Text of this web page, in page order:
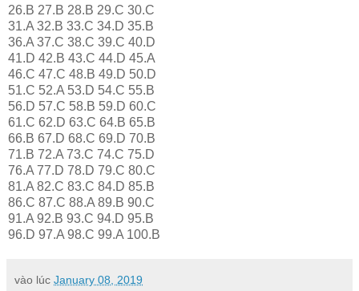
26.B 27.B 28.B 29.C 30.C
31.A 32.B 33.C 34.D 35.B
36.A 37.C 38.C 39.C 40.D
41.D 42.B 43.C 44.D 45.A
46.C 47.C 48.B 49.D 50.D
51.C 52.A 53.D 54.C 55.B
56.D 57.C 58.B 59.D 60.C
61.C 62.D 63.C 64.B 65.B
66.B 67.D 68.C 69.D 70.B
71.B 72.A 73.C 74.C 75.D
76.A 77.D 78.D 79.C 80.C
81.A 82.C 83.C 84.D 85.B
86.C 87.C 88.A 89.B 90.C
91.A 92.B 93.C 94.D 95.B
96.D 97.A 98.C 99.A 100.B
vào lúc January 08, 2019